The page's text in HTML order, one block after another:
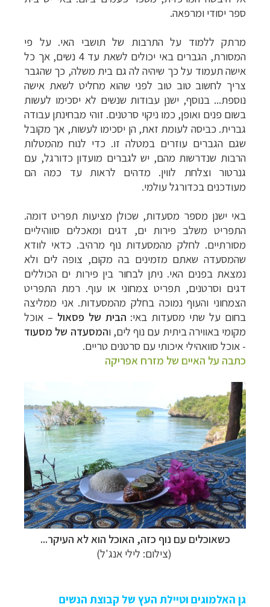
ספר יסודי ומרפאה.
מרתק ללמוד על התרבות של תושבי האי. על פי
המסורת, הגברים באי יכולים לשאת עד 4 נשים, אך כל
אישה תעמוד על כך שיהיה לה גם בית משלה, כך שהגבר
צריך לחשוב טוב טוב לפני שהוא מחליט לשאת אישה
נוספת... בנוסף, ישנן עבודות שנשים לא יסכימו לעשות
בשום פנים ואופן, כמו ניקוי סרטנים. זוהי מבחינתן עבודה
גברית. כביסה לעומת זאת, הן יסכימו לעשות, אך מקובל
שגם הגברים עוזרים במטלה זו. כדי לנוח מהמטלות
הרבות שנדרשות מהם, יש לגברים מועדון כדורגל, עם
גנרטור וצלחת לווין. מדהים לראות עד כמה הם
מעודכנים בכדורגל עולמי.
באי ישנן מספר מסעדות, שכולן מציעות תפריט דומה.
התפריט משלב פירות ים, דגים ומאכלים סווהיליים
מסורתיים. לחלק מהמסעדות נוף מרהיב. כדאי לוודא
שהמסעדה שאתם מזמינים בה מקום, צופה לים ולא
נמצאת בפנים האי. ניתן לבחור בין פירות ים הכוללים
דגים וסרטנים, תפריט צמחוני או עוף. רמת התפריט
הצמחוני והעוף נמוכה בחלק מהמסעדות. אני ממליצה
בחום על שתי מסעדות באי: הבית של פסאול – אוכל
מקומי באווירה ביתית עם נוף לים, והמסעדה של מסעוד
- אוכל סוואהילי איכותי עם סרטנים טריים.
כתבה על האיים של מזרח אפריקה
כשאוכלים עם נוף כזה, האוכל הוא לא העיקר...
(צילום: לילי אנג'ל)
גן האלמוגים וטיילת העץ של קבוצת הנשים